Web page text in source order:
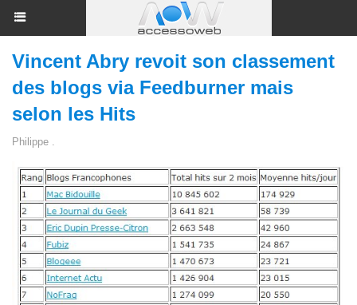
Vincent Abry revoit son classement
des blogs via Feedburner mais
selon les Hits
Philippe .